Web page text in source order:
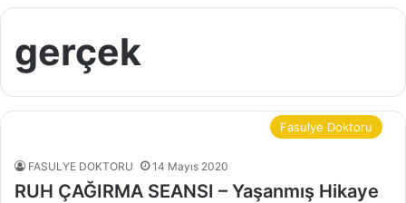
gerçek
Fasulye Doktoru
FASULYE DOKTORU 14 Mayıs 2020
RUH ÇAĞIRMA SEANSI – Yaşanmış Hikaye